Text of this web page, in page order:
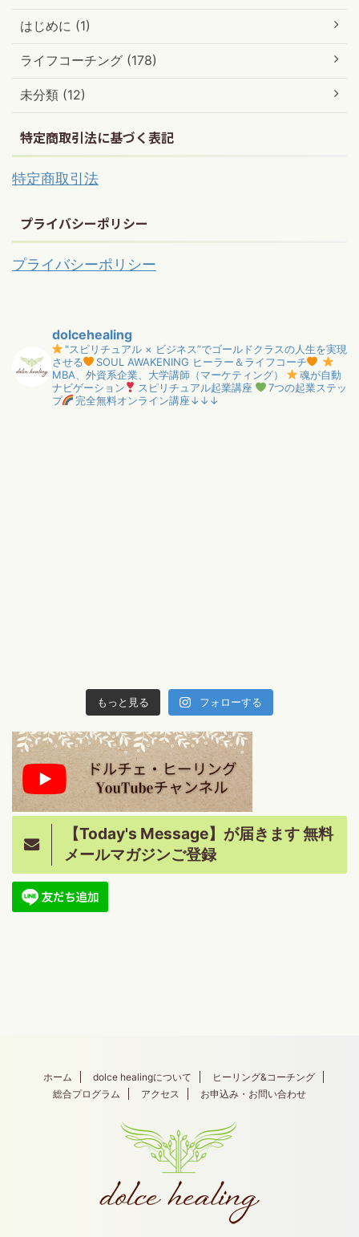
はじめに (1)
ライフコーチング (178)
未分類 (12)
特定商取引法に基づく表記
特定商取引法
プライバシーポリシー
プライバシーポリシー
dolcehealing
"スピリチュアル × ビジネス”でゴールドクラスの人生を実現
させる
SOUL AWAKENING ヒーラー＆ライフコーチ
MBA、外資系企業、大学講師（マーケティング）
魂が自動
ナビゲーション
スピリチュアル起業講座
7つの起業ステッ
プ
完全無料オンライン講座↓↓↓
もっと見る フォローする
【Today's Message】が届きます 無料
メールマガジンご登録
ホーム dolce healingについて
ヒーリング&コーチング
総合プログラム
アクセス お申込み・お問い合わせ